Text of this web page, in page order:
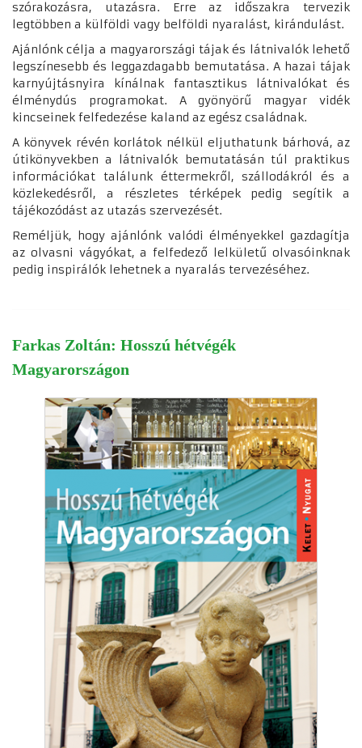
szórakozásra, utazásra. Erre az időszakra tervezik
legtöbben a külföldi vagy belföldi nyaralást, kirándulást.
Ajánlónk célja a magyarországi tájak és látnivalók lehető
legszínesebb és leggazdagabb bemutatása. A hazai tájak
karnyújtásnyira kínálnak fantasztikus látnivalókat és
élménydús programokat. A gyönyörű magyar vidék
kincseinek felfedezése kaland az egész családnak.
A könyvek révén korlátok nélkül eljuthatunk bárhová, az
útikönyvekben a látnivalók bemutatásán túl praktikus
információkat találunk éttermekről, szállodákról és a
közlekedésről, a részletes térképek pedig segítik a
tájékozódást az utazás szervezését.
Reméljük, hogy ajánlónk valódi élményekkel gazdagítja
az olvasni vágyókat, a felfedező lelkületű olvasóinknak
pedig inspirálók lehetnek a nyaralás tervezéséhez.
Farkas Zoltán: Hosszú hétvégék
Magyarországon